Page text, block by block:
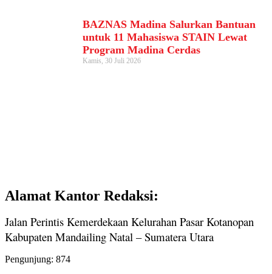
BAZNAS Madina Salurkan Bantuan
untuk 11 Mahasiswa STAIN Lewat
Program Madina Cerdas
Kamis, 30 Juli 2026
Alamat Kantor Redaksi:
Jalan Perintis Kemerdekaan Kelurahan Pasar Kotanopan
Kabupaten Mandailing Natal – Sumatera Utara
Pengunjung: 874